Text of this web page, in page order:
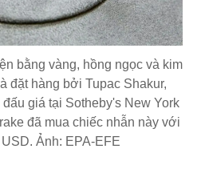
bằng vàng, hồng ngọc và kim
đặt hàng bởi Tupac Shakur,
giá tại Sotheby's New York
đã mua chiếc nhẫn này với
Ảnh: EPA-EFE